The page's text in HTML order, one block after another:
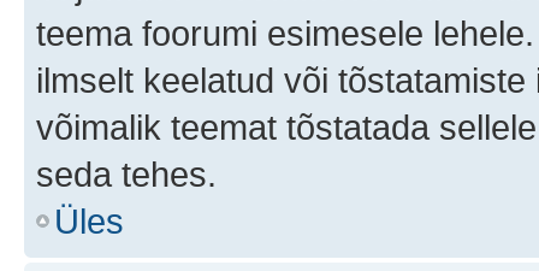
teema foorumi esimesele
ilmselt keelatud või
võimalik teemat tõstatada
seda tehes.
Üles